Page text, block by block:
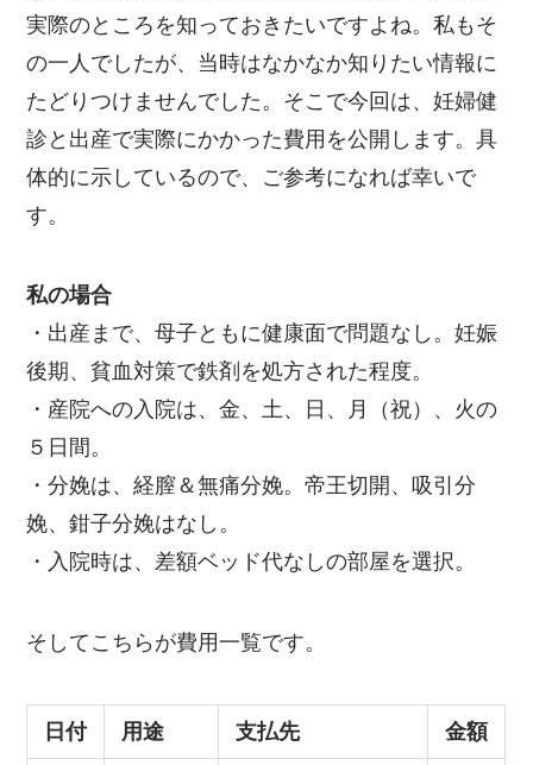
実際のところを知っておきたいですよね。私もそ
の一人でしたが、当時はなかなか知りたい情報に
たどりつけませんでした。そこで今回は、妊婦健
診と出産で実際にかかった費用を公開します。具
体的に示しているので、ご参考になれば幸いで
す。
私の場合
・出産まで、母子ともに健康面で問題なし。妊娠
後期、貧血対策で鉄剤を処方された程度。
・産院への入院は、金、土、日、月（祝）、火の
５日間。
・分娩は、経膣＆無痛分娩。帝王切開、吸引分
娩、鉗子分娩はなし。
・入院時は、差額ベッド代なしの部屋を選択。
そしてこちらが費用一覧です。
日付 用途 支払先 金額